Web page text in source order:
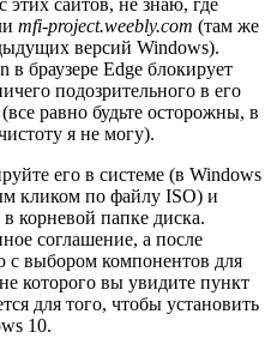
этих сайтов, не знаю, где
mfi-project.weebly.com (там же
версий Windows).
в браузере Edge блокирует
подозрительного в его
равно будьте осторожны, в
я не могу).
его в системе (в Windows
кликом по файлу ISO) и
корневой папке диска.
соглашение, а после
выбором компонентов для
которого вы увидите пункт
для того, чтобы установить
10.